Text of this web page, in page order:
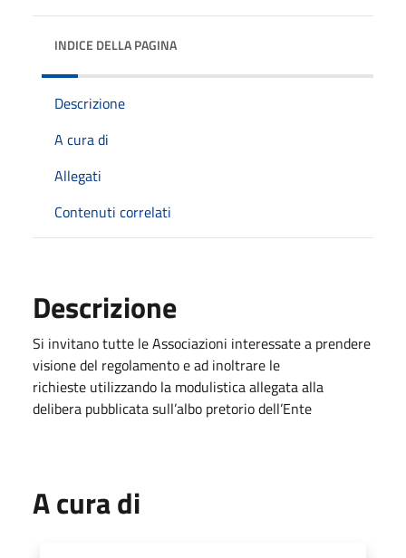
INDICE DELLA PAGINA
Descrizione
A cura di
Allegati
Contenuti correlati
Descrizione
Si invitano tutte le Associazioni interessate a prendere
visione del regolamento e ad inoltrare le
richieste utilizzando la modulistica allegata alla
delibera pubblicata sull’albo pretorio dell’Ente
A cura di